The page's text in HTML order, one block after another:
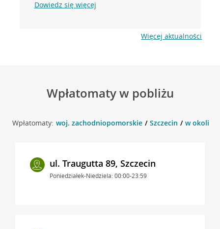
Dowiedz się więcej
Więcej aktualności
Wpłatomaty w pobliżu
Wpłatomaty: woj. zachodniopomorskie Szczecin w okolicy
ul. Traugutta 89, Szczecin
Poniedziałek-Niedziela: 00:00-23:59